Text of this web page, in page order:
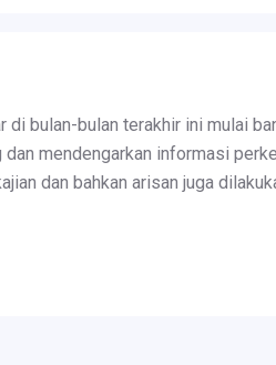
bulan-bulan terakhir ini mulai
mendengarkan informasi
dan bahkan arisan juga